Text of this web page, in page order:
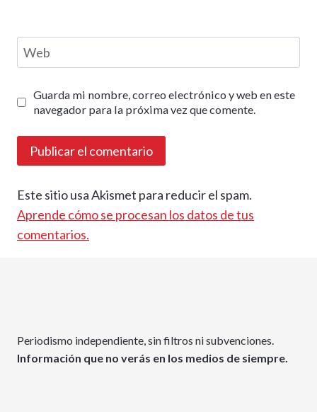
Web
Guarda mi nombre, correo electrónico y web en este
navegador para la próxima vez que comente.
Este sitio usa Akismet para reducir el spam.
Aprende cómo se procesan los datos de tus
comentarios.
Periodismo independiente, sin filtros ni subvenciones.
Información que no verás en los medios de siempre.